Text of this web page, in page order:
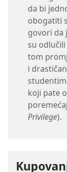
da bi
obogatiti
govori da
su
tom
i
koji pate
Privilege).